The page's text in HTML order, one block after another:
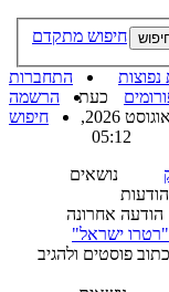
חיפוש מתקדם
התחברות
הרשמה
חיפוש
כעת
06 אוגוסט 2026,
05:12
נושאים
הודעות
הודעה אחרונה
ישראל"
פוסטים ולהגיב